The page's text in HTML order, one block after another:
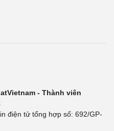
- Thành viên
điện tử tổng hợp số: 692/GP-